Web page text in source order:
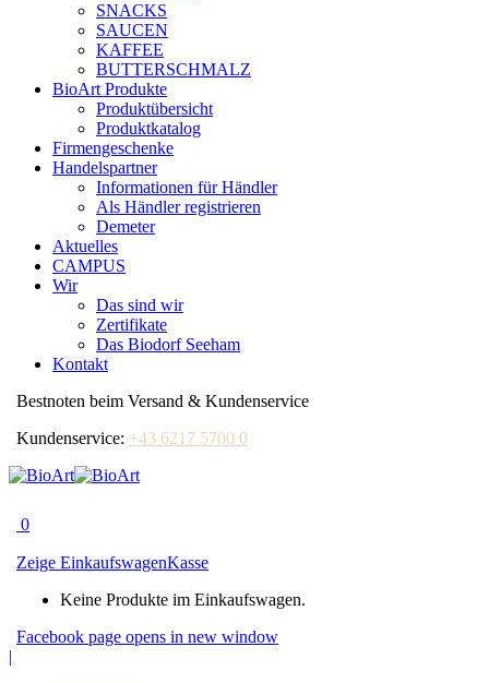
SNACKS
SAUCEN
KAFFEE
BUTTERSCHMALZ
BioArt Produkte
Produktübersicht
Produktkatalog
Firmengeschenke
Handelspartner
Informationen für Händler
Als Händler registrieren
Demeter
Aktuelles
CAMPUS
Wir
Das sind wir
Zertifikate
Das Biodorf Seeham
Kontakt
Bestnoten beim Versand & Kundenservice
Kundenservice: +43 6217 5700 0
0
Zeige EinkaufswagenKasse
Keine Produkte im Einkaufswagen.
Facebook page opens in new window
|